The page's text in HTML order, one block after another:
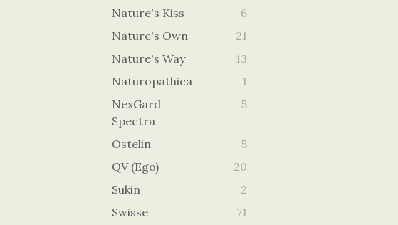
Nature's Kiss
6
Nature's Own
21
Nature's Way
13
Naturopathica
1
NexGard
Spectra
5
Ostelin
5
QV (Ego)
20
Sukin
2
Swisse
71